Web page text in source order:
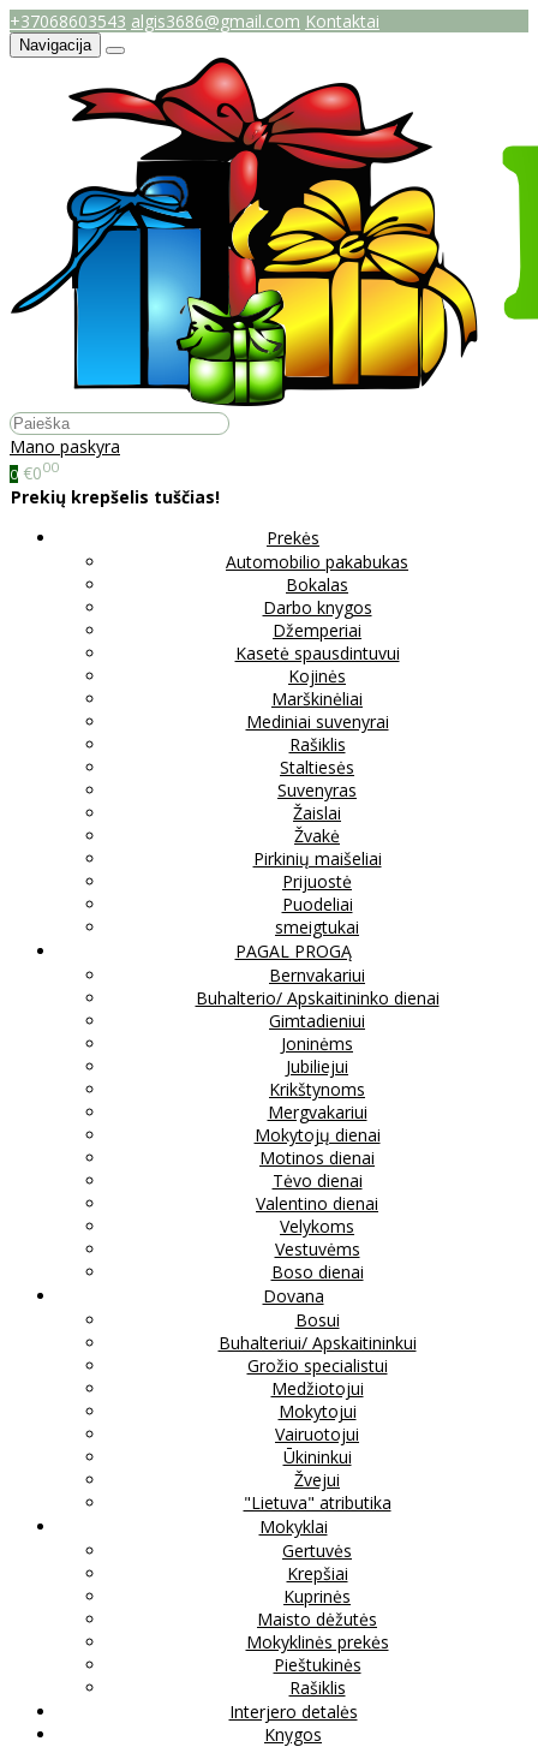
+37068603543 algis3686@gmail.com Kontaktai
Navigacija
Mano paskyra
0 €000
Prekių krepšelis tuščias!
Prekės
Automobilio pakabukas
Bokalas
Darbo knygos
Džemperiai
Kasetė spausdintuvui
Kojinės
Marškinėliai
Mediniai suvenyrai
Rašiklis
Staltiesės
Suvenyras
Žaislai
Žvakė
Pirkinių maišeliai
Prijuostė
Puodeliai
smeigtukai
PAGAL PROGĄ
Bernvakariui
Buhalterio/ Apskaitininko dienai
Gimtadieniui
Joninėms
Jubiliejui
Krikštynoms
Mergvakariui
Mokytojų dienai
Motinos dienai
Tėvo dienai
Valentino dienai
Velykoms
Vestuvėms
Boso dienai
Dovana
Bosui
Buhalteriui/ Apskaitininkui
Grožio specialistui
Medžiotojui
Mokytojui
Vairuotojui
Ūkininkui
Žvejui
"Lietuva" atributika
Mokyklai
Gertuvės
Krepšiai
Kuprinės
Maisto dėžutės
Mokyklinės prekės
Pieštukinės
Rašiklis
Interjero detalės
Knygos